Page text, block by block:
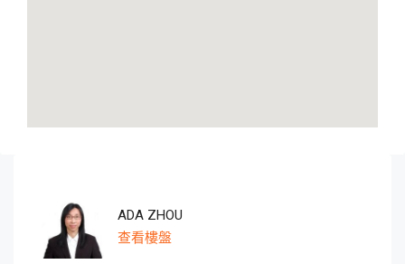
ADA ZHOU
查看樓盤